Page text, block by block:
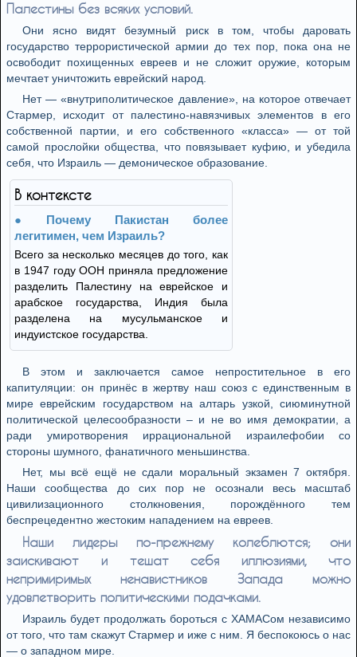
Палестины без всяких условий.
Они ясно видят безумный риск в том, чтобы даровать
государство террористической армии до тех пор, пока она не
освободит похищенных евреев и не сложит оружие, которым
мечтает уничтожить еврейский народ.
Нет — «внутриполитическое давление», на которое отвечает
Стармер, исходит от палестино-навязчивых элементов в его
собственной партии, и его собственного «класса» — от той
самой прослойки общества, что повязывает куфию, и убедила
себя, что Израиль — демоническое образование.
В контексте
Почему Пакистан более
легитимен, чем Израиль?
Всего за несколько месяцев до того, как
в 1947 году ООН приняла предложение
разделить Палестину на еврейское и
арабское государства, Индия была
разделена на мусульманское и
индуистское государства.
В этом и заключается самое непростительное в его
капитуляции: он принёс в жертву наш союз с единственным в
мире еврейским государством на алтарь узкой, сиюминутной
политической целесообразности – и не во имя демократии, а
ради умиротворения иррациональной израилефобии со
стороны шумного, фанатичного меньшинства.
Нет, мы всё ещё не сдали моральный экзамен 7 октября.
Наши сообщества до сих пор не осознали весь масштаб
цивилизационного столкновения, порождённого тем
беспрецедентно жестоким нападением на евреев.
Наши лидеры по-прежнему колеблются; они
заискивают и тешат себя иллюзиями, что
непримиримых ненавистников Запада можно
удовлетворить политическими подачками.
Израиль будет продолжать бороться с ХАМАСом независимо
от того, что там скажут Стармер и иже с ним. Я беспокоюсь о нас
— о западном мире.